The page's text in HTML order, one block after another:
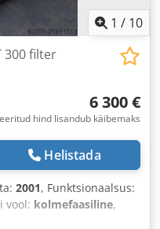
1 / 10
300 filter
6 300 €
hind lisandub käibemaks
Helistada
2001, Funktsionaalsus:
vool: kolmefaasiline,
läbimõõt: